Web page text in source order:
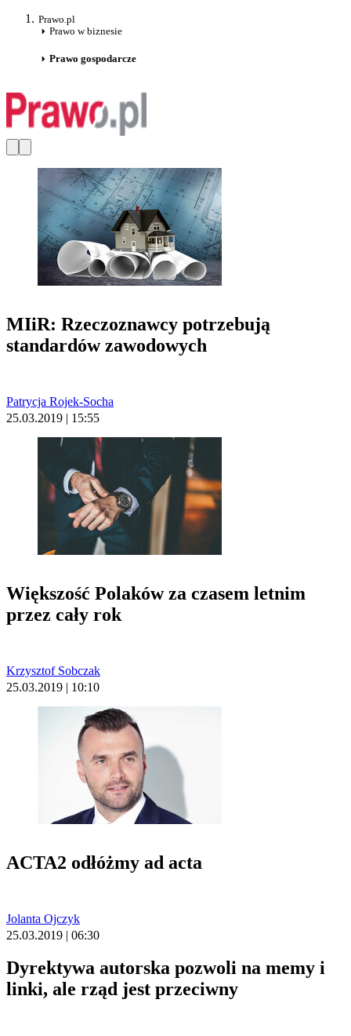
Prawo.pl
Prawo w biznesie
Prawo gospodarcze
MIiR: Rzeczoznawcy potrzebują
standardów zawodowych
Patrycja Rojek-Socha
25.03.2019 | 15:55
Większość Polaków za czasem letnim
przez cały rok
Krzysztof Sobczak
25.03.2019 | 10:10
ACTA2 odłóżmy ad acta
Jolanta Ojczyk
25.03.2019 | 06:30
Dyrektywa autorska pozwoli na memy i
linki, ale rząd jest przeciwny